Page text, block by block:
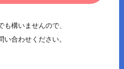
も構いませんので、
い合わせください。